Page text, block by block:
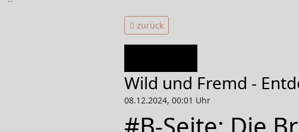
zurück
Wild und Fremd -
08.12.2024, 00:01 Uhr